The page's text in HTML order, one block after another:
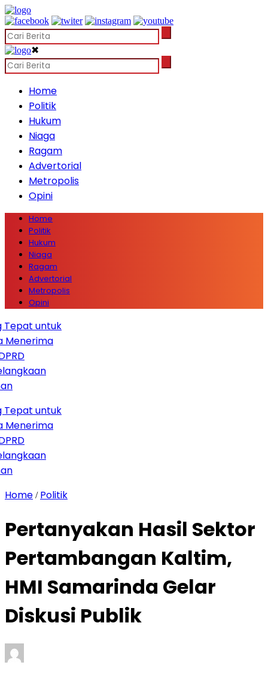
✖
Home
Politik
Hukum
Niaga
Ragam
Advertorial
Metropolis
Opini
Home
Politik
Hukum
Niaga
Ragam
Advertorial
Metropolis
Opini
untuk
untuk
Home / Politik
Pertanyakan Hasil Sektor
Pertambangan Kaltim,
HMI Samarinda Gelar
Diskusi Publik